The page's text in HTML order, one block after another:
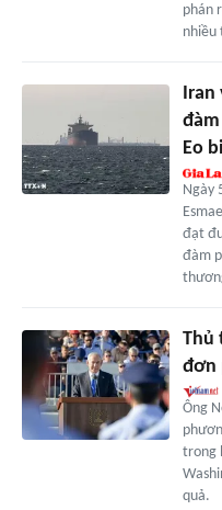
phán
nhiều
Eo
Ngày
đạt
đàm
Thủ
đơn
Ông
trong
quả.